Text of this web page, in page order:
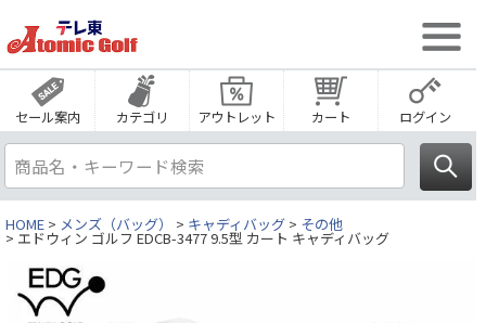
セール案内 カテゴリ アウトレット カート ログイン
HOME メンズ（バッグ） キャディバッグ その他
エドウィン ゴルフ EDCB-3477 9.5型 カート キャディバッグ